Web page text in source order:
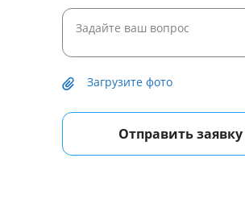
Загрузите фото
Отправить заявку